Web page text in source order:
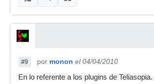
#9 por monon el 04/04/2010
En lo referente a los plugins de